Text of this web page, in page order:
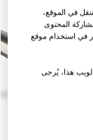
في الموقع،
المحتوى
في استخدام موقع
هذا، يُرجى